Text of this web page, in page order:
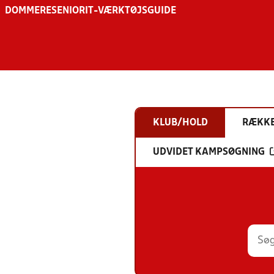
DOMMERESENIOR IT-VÆRKTØJSGUIDE
KLUB/HOLD
UDVIDET KAMPSØGNING